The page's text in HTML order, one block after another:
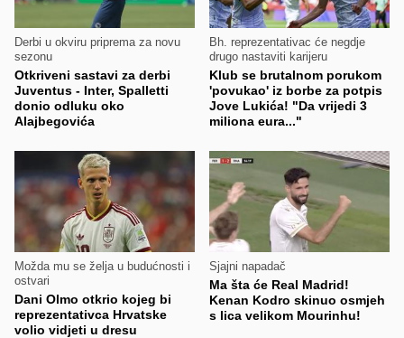
Derbi u okviru priprema za novu
sezonu
Otkriveni sastavi za derbi
Juventus - Inter, Spalletti
donio odluku oko
Alajbegovića
Bh. reprezentativac će negdje
drugo nastaviti karijeru
Klub se brutalnom porukom
'povukao' iz borbe za potpis
Jove Lukića! "Da vrijedi 3
miliona eura..."
Možda mu se želja u budućnosti i
ostvari
Dani Olmo otkrio kojeg bi
reprezentativca Hrvatske
volio vidjeti u dresu
Sjajni napadač
Ma šta će Real Madrid!
Kenan Kodro skinuo osmjeh
s lica velikom Mourinhu!